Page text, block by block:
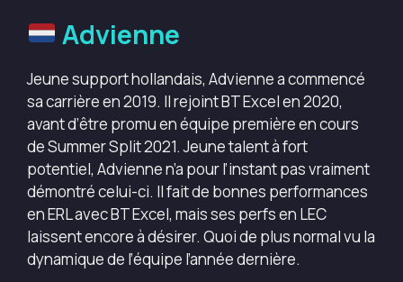
Advienne
Jeune support hollandais, Advienne a commencé
sa carrière en 2019. Il rejoint BT Excel en 2020,
avant d’être promu en équipe première en cours
de Summer Split 2021. Jeune talent à fort
potentiel, Advienne n’a pour l’instant pas vraiment
démontré celui-ci. Il fait de bonnes performances
en ERL avec BT Excel, mais ses perfs en LEC
laissent encore à désirer. Quoi de plus normal vu la
dynamique de l’équipe l’année dernière.